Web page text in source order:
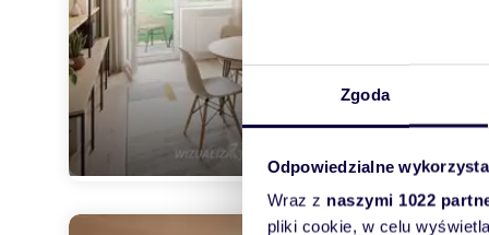
Zgoda
Odpowiedzialne
Wraz z naszymi 1022
pliki cookie, w celu